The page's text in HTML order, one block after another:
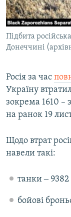
СПЕЦПРОЄКТИ
ПОДКАСТИ
КРИМ РЕАЛІЇ
УКР
КТАТ
Усі сайти RFE/
Підбита
Донеччині
Росія за час
Україну
зокрема 1610 –
на ранок 19
Щодо втрат
навели такі:
танки ‒ 9382
бойові